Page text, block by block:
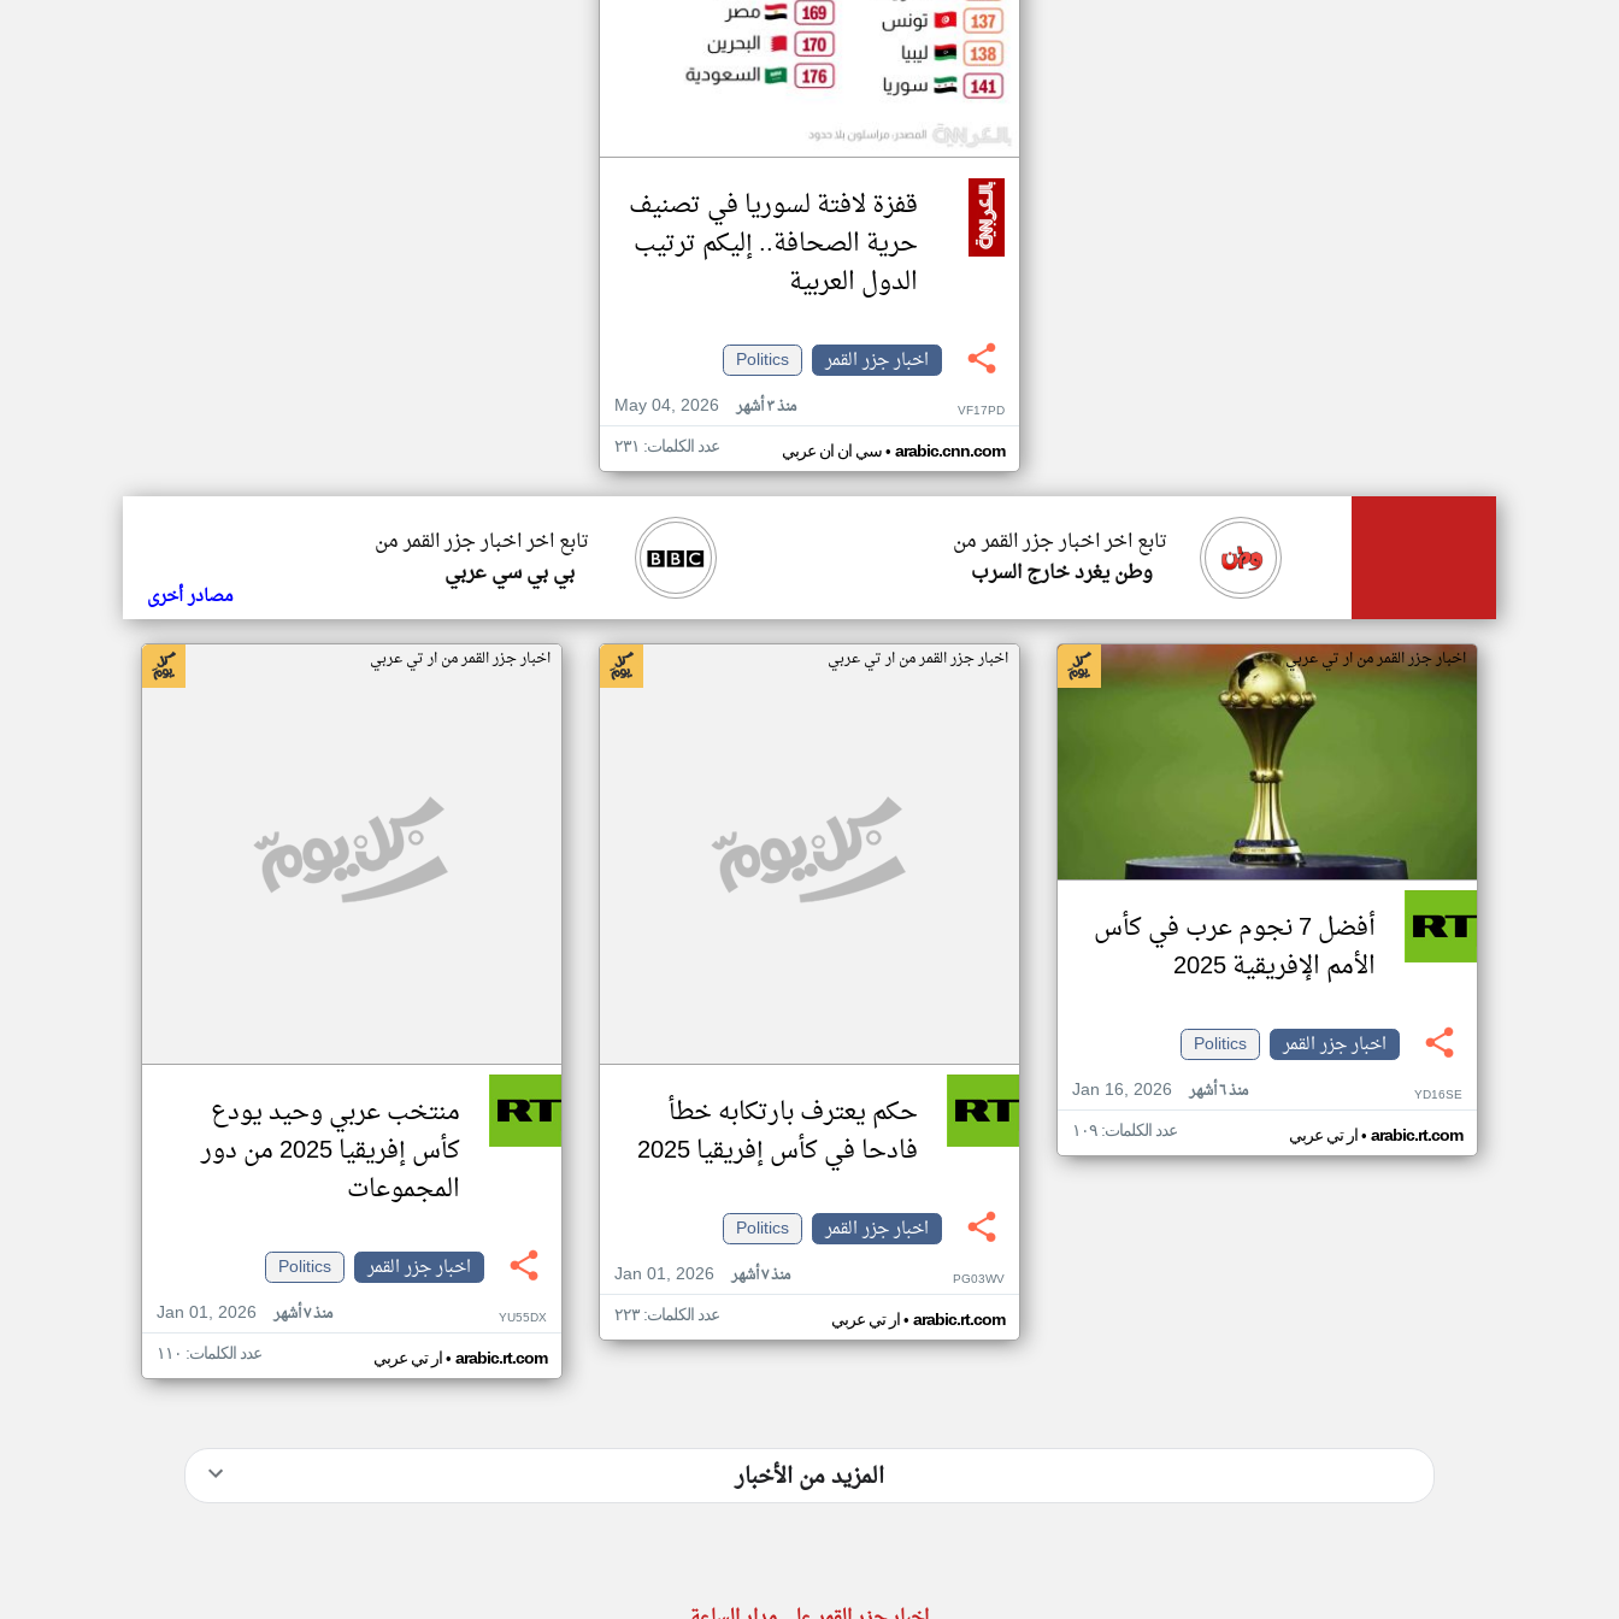
قفزة لافتة لسوريا في تصنيف
حرية الصحافة.. إليكم ترتيب
الدول العربية
اخبار جزر القمر
Politics
May 04, 2026
منذ ٣ أشهر VF17PD
سي ان ان عربي• arabic.cnn.com عدد الكلمات: ٢٣١
تابع اخر اخبار جزر القمر من
بي بي سي عربي
تابع اخر اخبار جزر القمر من
وطن يغرد خارج السرب
مصادر أخرى
اخبار جزر القمر من ار تي عربي
أفضل 7 نجوم عرب في كأس
الأمم الإفريقية 2025
اخبار جزر القمر
Politics
Jan 16, 2026
منذ ٦ أشهر YD16SE
ار تي عربي• arabic.rt.com عدد الكلمات: ١٠٩
اخبار جزر القمر من ار تي عربي
حكم يعترف بارتكابه خطأ
فادحا في كأس إفريقيا 2025
اخبار جزر القمر
Politics
Jan 01, 2026
منذ ٧ أشهر PG03WV
ار تي عربي• arabic.rt.com عدد الكلمات: ٢٢٣
اخبار جزر القمر من ار تي عربي
منتخب عربي وحيد يودع
كأس إفريقيا 2025 من دور
المجموعات
اخبار جزر القمر
Politics
Jan 01, 2026
منذ ٧ أشهر YU55DX
ار تي عربي• arabic.rt.com عدد الكلمات: ١١٠
المزيد من الأخبار